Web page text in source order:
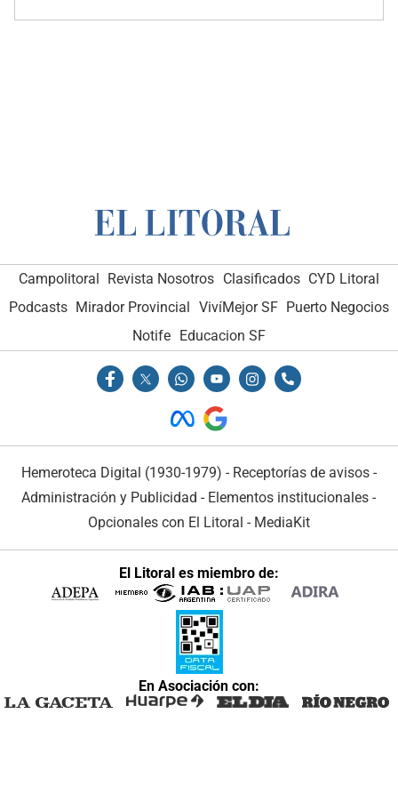
Campolitoral Revista Nosotros Clasificados CYD Litoral
Podcasts Mirador Provincial VivíMejor SF Puerto Negocios
Notife Educacion SF
Hemeroteca Digital (1930-1979) - Receptorías de avisos -
Administración y Publicidad - Elementos institucionales -
Opcionales con El Litoral - MediaKit
El Litoral es miembro de:
En Asociación con: